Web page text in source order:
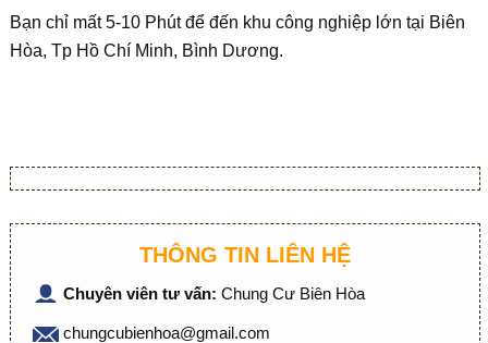
Bạn chỉ mất 5-10 Phút để đến khu công nghiệp lớn tại Biên
Hòa, Tp Hồ Chí Minh, Bình Dương.
THÔNG TIN LIÊN HỆ
Chuyên viên tư vấn: Chung Cư Biên Hòa
chungcubienhoa@gmail.com